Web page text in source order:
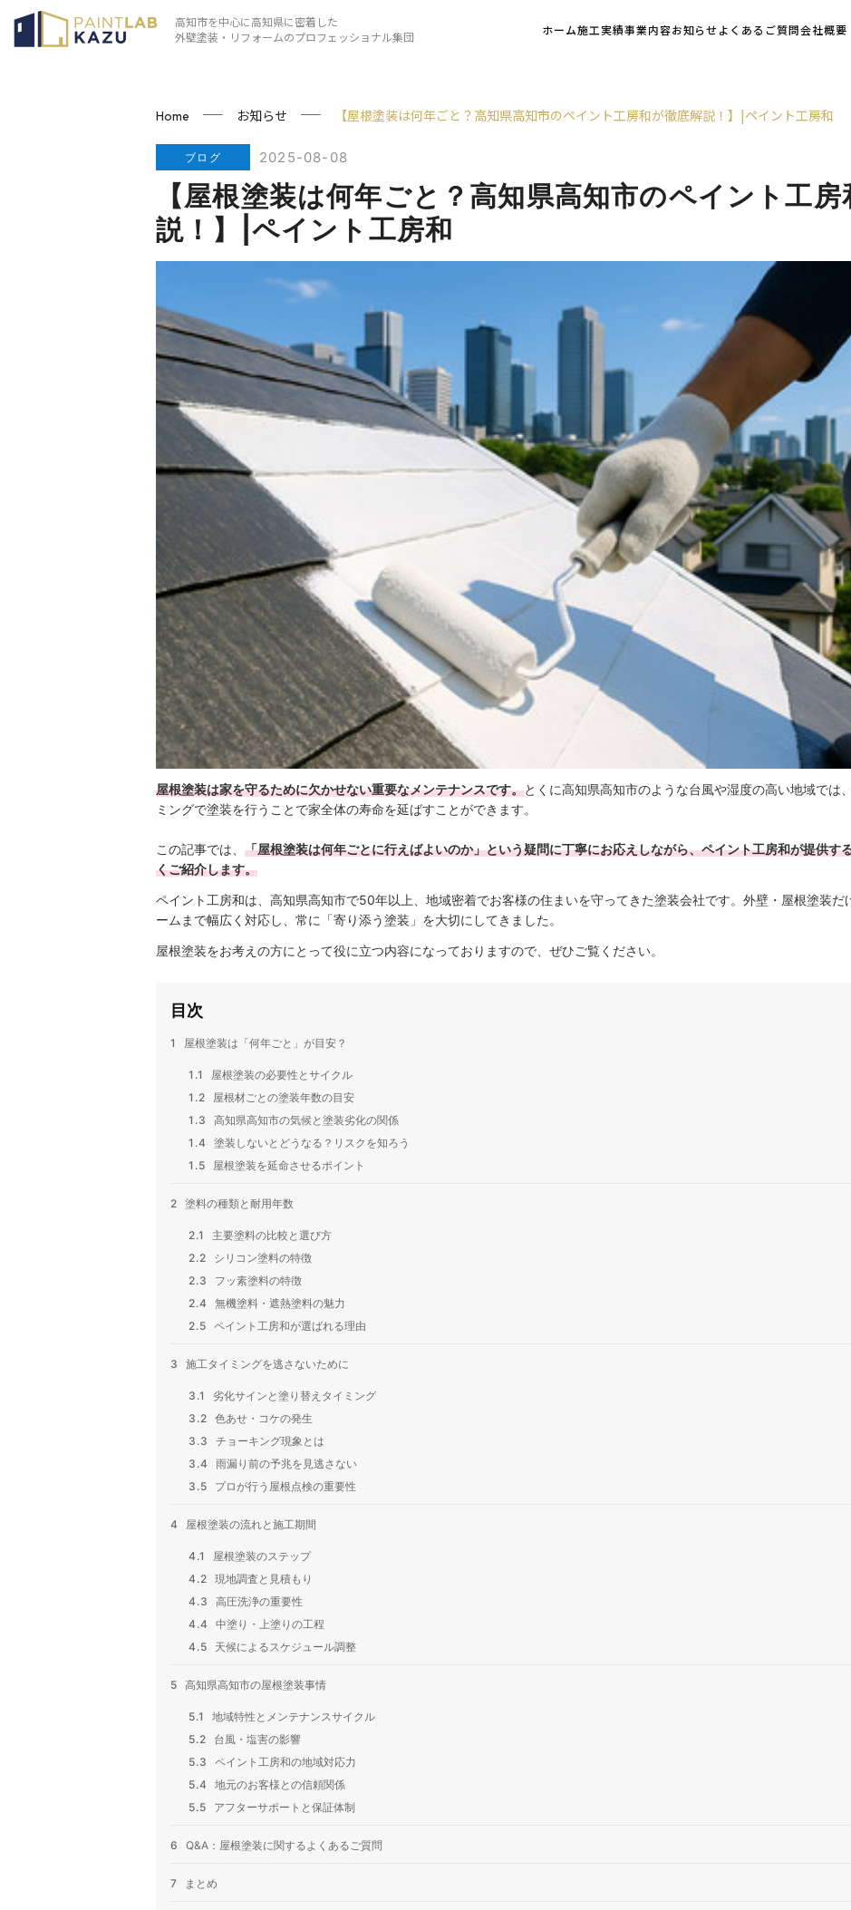
高知市を中心に高知県に密着した
外壁塗装・リフォームのプロフェッショナル集団
ホーム施工実績事業内容お知らせよくあるご質問会社概要
Home お知らせ 【屋根塗装は何年ごと？高知県高知市のペイント工房和が徹底解説！】|ペイント工房和
ブログ 2025-08-08
【屋根塗装は何年ごと？高知県高知市のペイント工
説！】|ペイント工房和
屋根塗装は家を守るために欠かせない重要なメンテナンスです。とくに高知県高知市のような台風や湿度の高い地域では
ミングで塗装を行うことで家全体の寿命を延ばすことができます。
この記事では、 「屋根塗装は何年ごとに行えばよいのか」という疑問に丁寧にお応えしながら、ペイント工房和が提供す
くご紹介します。
ペイント工房和は、高知県高知市で50年以上、地域密着でお客様の住まいを守ってきた塗装会社です。外壁・屋根塗装だ
ームまで幅広く対応し、常に「寄り添う塗装」を大切にしてきました。
屋根塗装をお考えの方にとって役に立つ内容になっておりますので、ぜひご覧ください。
目次
1 屋根塗装は「何年ごと」が目安？
1.1
屋根塗装の必要性とサイクル
1.2
屋根材ごとの塗装年数の目安
1.3
高知県高知市の気候と塗装劣化の関係
1.4
塗装しないとどうなる？リスクを知ろう
1.5
屋根塗装を延命させるポイント
2 塗料の種類と耐用年数
2.1
主要塗料の比較と選び方
2.2
シリコン塗料の特徴
2.3
フッ素塗料の特徴
2.4
無機塗料・遮熱塗料の魅力
2.5 ペイント工房和が選ばれる理由
3 施工タイミングを逃さないために
3.1
劣化サインと塗り替えタイミング
3.2 色あせ・コケの発生
3.3
チョーキング現象とは
3.4
雨漏り前の予兆を見逃さない
3.5
プロが行う屋根点検の重要性
4 屋根塗装の流れと施工期間
4.1
屋根塗装のステップ
4.2 現地調査と見積もり
4.3
高圧洗浄の重要性
4.4
中塗り・上塗りの工程
4.5
天候によるスケジュール調整
5 高知県高知市の屋根塗装事情
5.1
地域特性とメンテナンスサイクル
5.2
台風・塩害の影響
5.3
ペイント工房和の地域対応力
5.4
地元のお客様との信頼関係
5.5
アフターサポートと保証体制
6 Q&A：屋根塗装に関するよくあるご質問
7 まとめ